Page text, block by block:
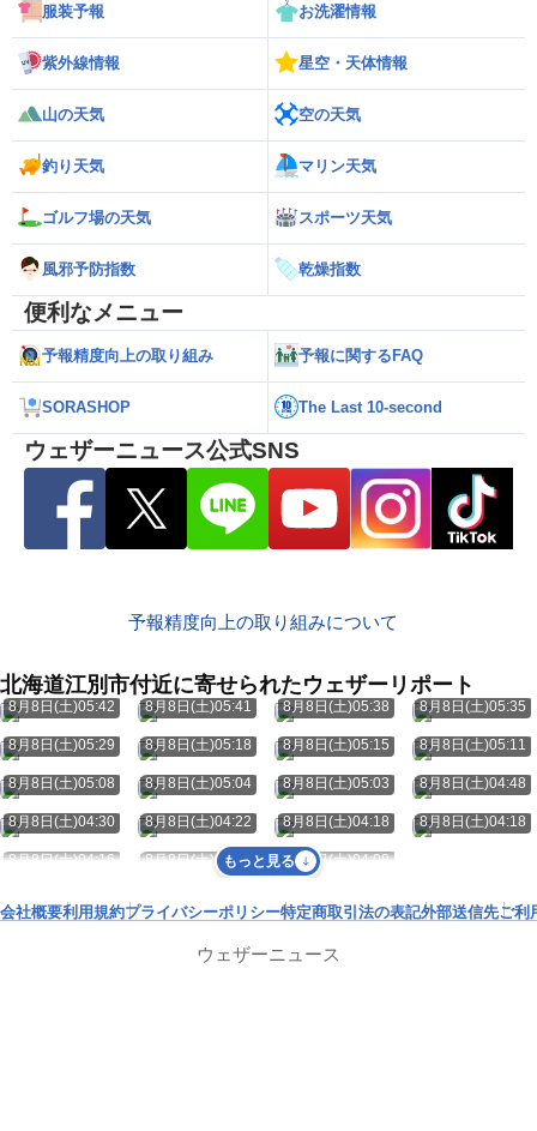
服装予報 お洗濯情報
紫外線情報 星空・天体情報
山の天気 空の天気
釣り天気 マリン天気
ゴルフ場の天気 スポーツ天気
風邪予防指数 乾燥指数
便利なメニュー
予報精度向上の取り組み 予報に関するFAQ
SORASHOP The Last 10-second
ウェザーニュース公式SNS
予報精度向上の取り組みについて
北海道江別市付近に寄せられたウェザーリポート
8月8日(土)05:42 8月8日(土)05:41 8月8日(土)05:38 8月8日(土)05:35
8月8日(土)05:29 8月8日(土)05:18 8月8日(土)05:15 8月8日(土)05:11
8月8日(土)05:08 8月8日(土)05:04 8月8日(土)05:03 8月8日(土)04:48
8月8日(土)04:30 8月8日(土)04:22 8月8日(土)04:18 8月8日(土)04:18
8月8日(土)04:16 8月8日(土)04:10 8月8日(土)04:08
もっと見る
会社概要利用規約プライバシーポリシー特定商取引法の表記外部送信先ご利
ウェザーニュース